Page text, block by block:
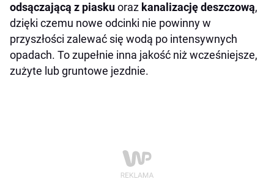
odsączającą z piaskuoraz kanalizację deszczową,
dzięki czemu nowe odcinki nie powinny w
przyszłości zalewać się wodą po intensywnych
opadach. To zupełnie inna jakość niż wcześniejsze,
zużyte lub gruntowe jezdnie.